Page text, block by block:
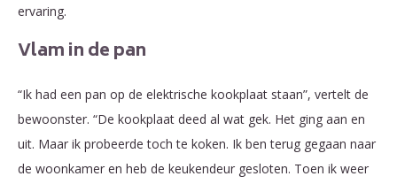
ervaring.
Vlam in de pan
“Ik had een pan op de elektrische kookplaat staan”, vertelt de
bewoonster. “De kookplaat deed al wat gek. Het ging aan en
uit. Maar ik probeerde toch te koken. Ik ben terug gegaan naar
de woonkamer en heb de keukendeur gesloten. Toen ik weer